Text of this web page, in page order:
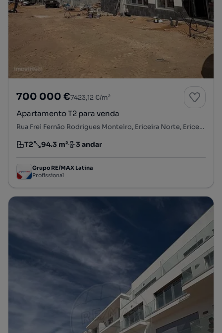
700 000 €7423,12 €/m²
Apartamento T2 para venda
Rua Frei Fernão Rodrigues Monteiro, Ericeira Norte, Ericeira, Mafra, Lisboa
Tipologia
T2
Preço por metro quadrado
94.3 m²
Andar 3 andar
Grupo RE/MAX Latina
Profissional